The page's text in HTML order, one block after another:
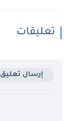
تعليقات
إرسال تعليق